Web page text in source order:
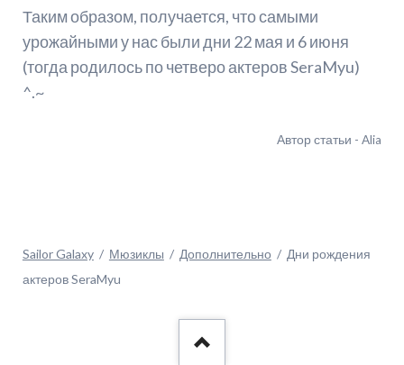
Таким образом, получается, что самыми
урожайными у нас были дни 22 мая и 6 июня
(тогда родилось по четверо актеров SeraMyu)
^.~
Автор статьи - Alia
Sailor Galaxy Мюзиклы Дополнительно
Дни рождения
актеров SeraMyu